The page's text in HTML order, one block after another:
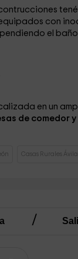
con
el
en un
de comedor
Casas Rurales Ávila